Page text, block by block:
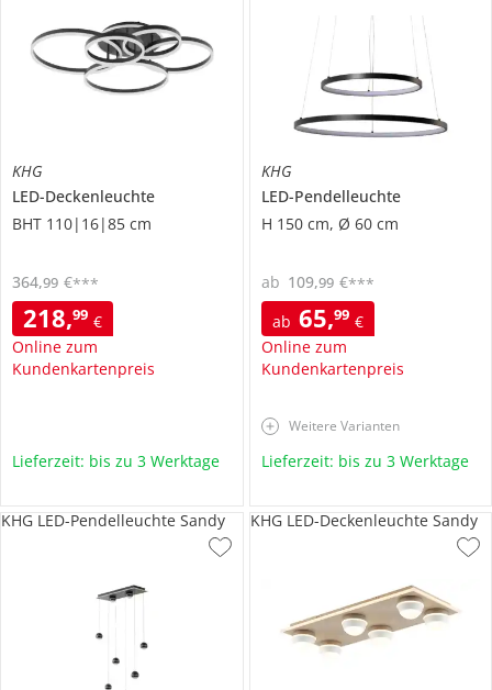
KHG
LED-Deckenleuchte
BHT 110|16|85 cm
218,99 €
Online zum
Kundenkartenpreis
364,99 €***
Lieferzeit: bis zu 3 Werktage
KHG
LED-Pendelleuchte
H 150 cm, Ø 60 cm
ab 65,99 €
Online zum
Kundenkartenpreis
ab 109,99 €***
Weitere Varianten
Lieferzeit: bis zu 3 Werktage
KHG LED-Pendelleuchte Sandy KHG LED-Deckenleuchte Sandy